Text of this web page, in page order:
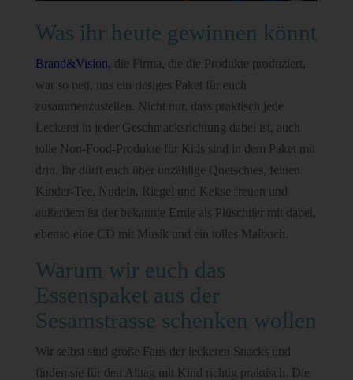
Was ihr heute gewinnen könnt
Brand&Vision, die Firma, die die Produkte produziert,
war so nett, uns ein riesiges Paket für euch
zusammenzustellen. Nicht nur, dass praktisch jede
Leckerei in jeder Geschmacksrichtung dabei ist, auch
tolle Non-Food-Produkte für Kids sind in dem Paket mit
drin. Ihr dürft euch über unzählige Quetschies, feinen
Kinder-Tee, Nudeln, Riegel und Kekse freuen und
außerdem ist der bekannte Ernie als Plüschtier mit dabei,
ebenso eine CD mit Musik und ein tolles Malbuch.
Warum wir euch das
Essenspaket aus der
Sesamstrasse schenken wollen
Wir selbst sind große Fans der leckeren Snacks und
finden sie für den Alltag mit Kind richtig praktisch. Die